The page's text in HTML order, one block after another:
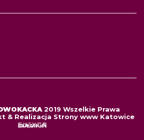
2019 Wszelkie Prawa
& Realizacja Strony www Katowice